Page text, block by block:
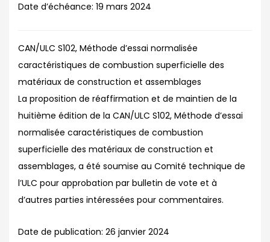
Date d’échéance: 19 mars 2024
CAN/ULC S102, Méthode d’essai normalisée
caractéristiques de combustion superficielle des
matériaux de construction et assemblages
La proposition de réaffirmation et de maintien de la
huitième édition de la CAN/ULC S102, Méthode d’essai
normalisée caractéristiques de combustion
superficielle des matériaux de construction et
assemblages, a été soumise au Comité technique de
l’ULC pour approbation par bulletin de vote et à
d’autres parties intéressées pour commentaires.
Date de publication: 26 janvier 2024